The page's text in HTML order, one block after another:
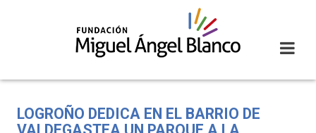
LOGROÑO DEDICA EN EL BARRIO DE